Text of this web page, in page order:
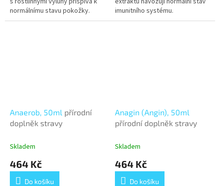
normálnímu stavu pokožky.
imunitního systému.
Anaerob, 50ml přírodní
doplněk stravy
Skladem
464 Kč
Do košíku
Anagin (Angin), 50ml
přírodní doplněk stravy
Skladem
464 Kč
Do košíku